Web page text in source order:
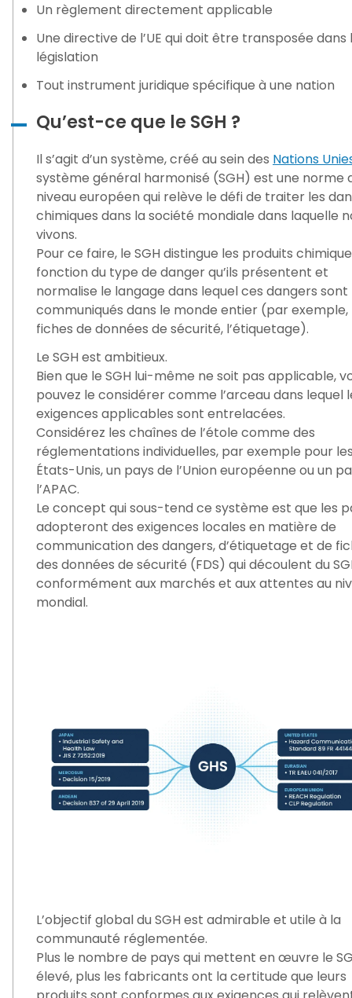
Un règlement directement applicable
Une directive de l’UE qui doit être transposée dans
législation
Tout instrument juridique spécifique à une nation
Qu’est-ce que le SGH ?
Il s’agit d’un système, créé au sein des Nations
système général harmonisé (SGH) est une norme
niveau européen qui relève le défi de traiter les
chimiques dans la société mondiale dans laquelle
vivons.
Pour ce faire, le SGH distingue les produits
fonction du type de danger qu’ils présentent et
normalise le langage dans lequel ces dangers sont
communiqués dans le monde entier (par exemple,
fiches de données de sécurité, l’étiquetage).
Le SGH est ambitieux.
Bien que le SGH lui-même ne soit pas applicable,
pouvez le considérer comme l’arceau dans lequel
exigences applicables sont entrelacées.
Considérez les chaînes de l’étole comme des
réglementations individuelles, par exemple pour
États-Unis, un pays de l’Union européenne ou un
l’APAC.
Le concept qui sous-tend ce système est que les
adopteront des exigences locales en matière de
communication des dangers, d’étiquetage et de
des données de sécurité (FDS) qui découlent du
conformément aux marchés et aux attentes au
mondial.
L’objectif global du SGH est admirable et utile à la
communauté réglementée.
Plus le nombre de pays qui mettent en œuvre le
élevé, plus les fabricants ont la certitude que leurs